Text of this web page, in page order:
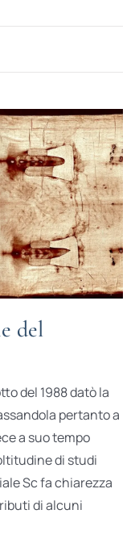
del
del 1988 datò la
pertanto a
a suo tempo
di studi
Sc fa chiarezza
di alcuni